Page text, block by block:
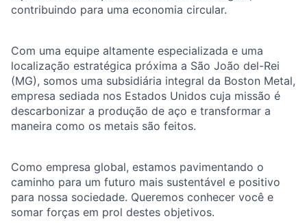
contribuindo para uma economia circular.
Com uma equipe altamente especializada e uma
localização estratégica próxima a São João del-Rei
(MG), somos uma subsidiária integral da Boston Metal,
empresa sediada nos Estados Unidos cuja missão é
descarbonizar a produção de aço e transformar a
maneira como os metais são feitos.
Como empresa global, estamos pavimentando o
caminho para um futuro mais sustentável e positivo
para nossa sociedade. Queremos conhecer você e
somar forças em prol destes objetivos.